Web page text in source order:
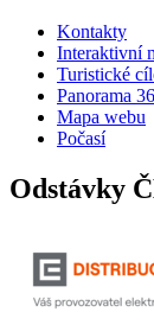
Kontakty
Interaktivní
Turistické
Panorama
Mapa webu
Počasí
Odstávky